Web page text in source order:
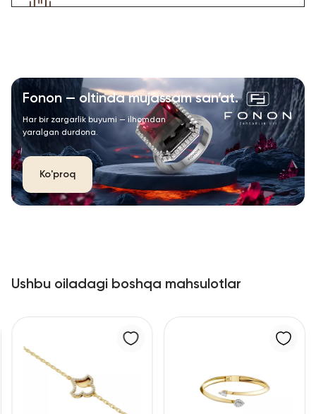
Fonon — oltinda mujassam san’at.
Har bir zargarlik buyumi — ilhomdan
yaralgan durdona.
Ko'proq
Ushbu oiladagi boshqa mahsulotlar